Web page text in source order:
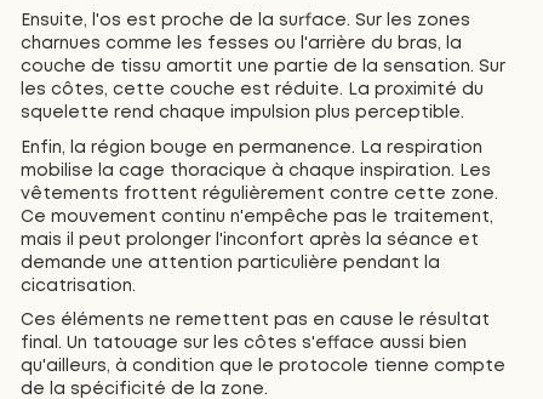
Ensuite, l'os est proche de la surface. Sur les zones
charnues comme les fesses ou l'arrière du bras, la
couche de tissu amortit une partie de la sensation. Sur
les côtes, cette couche est réduite. La proximité du
squelette rend chaque impulsion plus perceptible.
Enfin, la région bouge en permanence. La respiration
mobilise la cage thoracique à chaque inspiration. Les
vêtements frottent régulièrement contre cette zone.
Ce mouvement continu n'empêche pas le traitement,
mais il peut prolonger l'inconfort après la séance et
demande une attention particulière pendant la
cicatrisation.
Ces éléments ne remettent pas en cause le résultat
final. Un tatouage sur les côtes s'efface aussi bien
qu'ailleurs, à condition que le protocole tienne compte
de la spécificité de la zone.